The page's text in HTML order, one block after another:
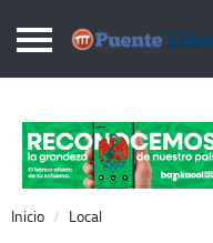
Puentelibre.mx
Local
Nacional
Opinión
Inicio Local